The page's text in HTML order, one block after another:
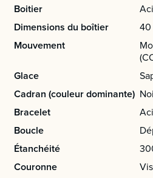
Boitier
Dimensions du boîtier
40
Mouvement
Glace
Cadran (couleur dominante)
Bracelet
Boucle
Étanchéité
Couronne